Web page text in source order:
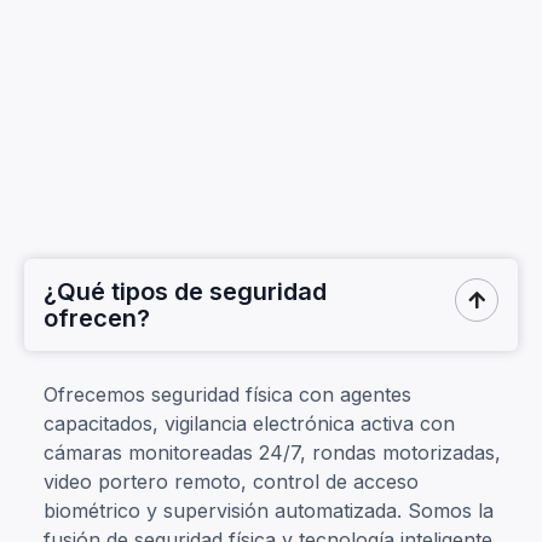
¿Qué tipos de seguridad
ofrecen?

Ofrecemos seguridad física con agentes
capacitados, vigilancia electrónica activa con
cámaras monitoreadas 24/7, rondas motorizadas,
video portero remoto, control de acceso
biométrico y supervisión automatizada. Somos la